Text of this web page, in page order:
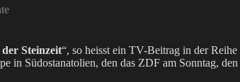
Steinzeit“, so heisst ein TV-Beitrag in der
in Südostanatolien, den das ZDF am Sonntag,